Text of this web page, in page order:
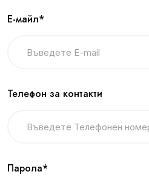
Е-майл*
Телефон за контакти
Парола*